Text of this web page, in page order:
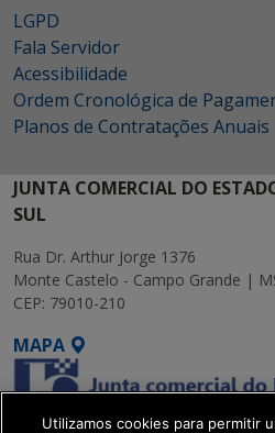
LGPD
Fala Servidor
Acessibilidade
Ordem Cronológica de
Planos de Contratações Anuais
JUNTA COMERCIAL DO
SUL
Rua Dr. Arthur Jorge 1376
Monte Castelo - Campo Grande |
CEP: 79010-210
MAPA
Utilizamos cookies para permitir